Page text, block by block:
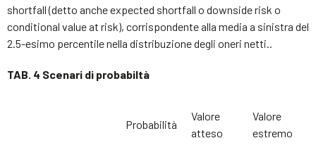
shortfall (detto anche expected shortfall o downside risk o
conditional value at risk), corrispondente alla media a sinistra del
2.5-esimo percentile nella distribuzione degli oneri netti..
TAB. 4 Scenari di probabiltà
Probabilità
Valore
atteso
Valore
estremo